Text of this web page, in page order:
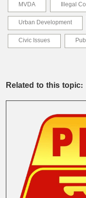
MVDA
Illegal
Urban Development
Civic Issues
Related to this topic: